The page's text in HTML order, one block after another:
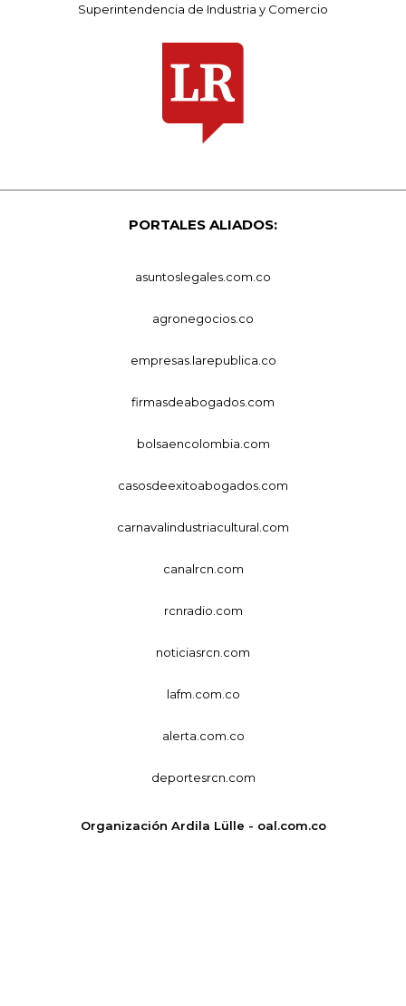
Superintendencia de Industria y Comercio
PORTALES ALIADOS:
asuntoslegales.com.co
agronegocios.co
empresas.larepublica.co
firmasdeabogados.com
bolsaencolombia.com
casosdeexitoabogados.com
carnavalindustriacultural.com
canalrcn.com
rcnradio.com
noticiasrcn.com
lafm.com.co
alerta.com.co
deportesrcn.com
Organización Ardila Lülle - oal.com.co